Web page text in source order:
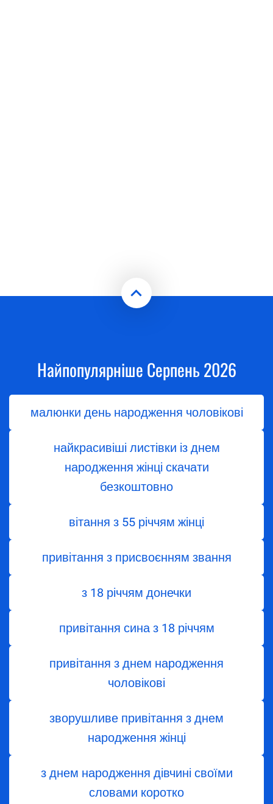
Найпопулярніше Серпень 2026
малюнки день народження чоловікові
найкрасивіші листівки із днем
народження жінці скачати
безкоштовно
вітання з 55 річчям жінці
привітання з присвоєнням звання
з 18 річчям донечки
привітання сина з 18 річчям
привітання з днем народження
чоловікові
зворушливе привітання з днем
народження жінці
з днем ​​народження дівчині своїми
словами коротко